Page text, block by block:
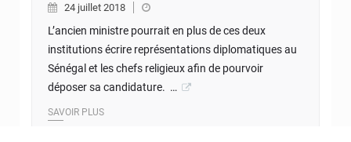
24 juillet 2018
L’ancien ministre pourrait en plus de ces deux
institutions écrire représentations diplomatiques au
Sénégal et les chefs religieux afin de pourvoir
déposer sa candidature. …
SAVOIR PLUS